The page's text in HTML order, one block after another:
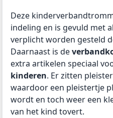
Deze
indeling en is gevuld met
verplicht worden gesteld
Daarnaast is de
extra artikelen speciaal
kinderen. Er zitten
waardoor een pleistertje
wordt en toch weer een
van het kind tovert.